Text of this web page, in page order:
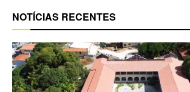
NOTÍCIAS RECENTES